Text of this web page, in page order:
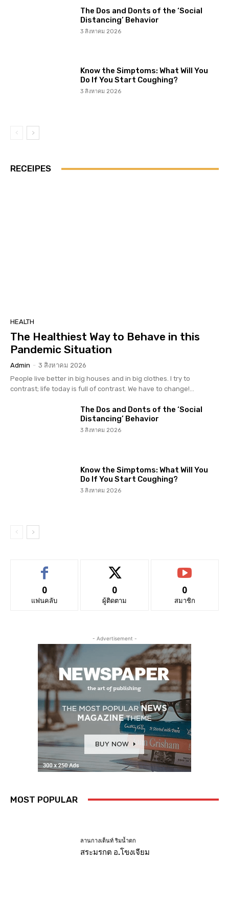
The Dos and Donts of the ‘Social
Distancing’ Behavior
3 สิงหาคม 2026
Know the Simptoms: What Will You
Do If You Start Coughing?
3 สิงหาคม 2026
RECEIPES
HEALTH
The Healthiest Way to Behave in this
Pandemic Situation
Admin - 3 สิงหาคม 2026
People live better in big houses and in big clothes. I try to
contrast; life today is full of contrast. We have to change!...
The Dos and Donts of the ‘Social
Distancing’ Behavior
3 สิงหาคม 2026
Know the Simptoms: What Will You
Do If You Start Coughing?
3 สิงหาคม 2026
0
แฟนคลับ
0
ผู้ติดตาม
0
สมาชิก
- Advertisement -
MOST POPULAR
ลานกางเต็นท์ ริมน้ำตก
สระมรกต อ.โขงเจียม